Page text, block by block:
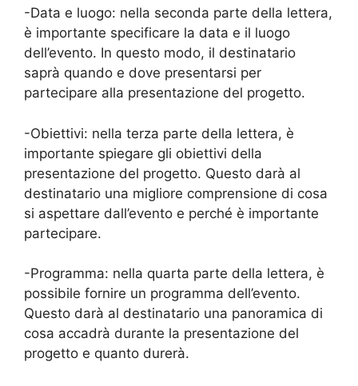
-Data e luogo: nella seconda parte della lettera,
è importante specificare la data e il luogo
dell’evento. In questo modo, il destinatario
saprà quando e dove presentarsi per
partecipare alla presentazione del progetto.
-Obiettivi: nella terza parte della lettera, è
importante spiegare gli obiettivi della
presentazione del progetto. Questo darà al
destinatario una migliore comprensione di cosa
si aspettare dall’evento e perché è importante
partecipare.
-Programma: nella quarta parte della lettera, è
possibile fornire un programma dell’evento.
Questo darà al destinatario una panoramica di
cosa accadrà durante la presentazione del
progetto e quanto durerà.